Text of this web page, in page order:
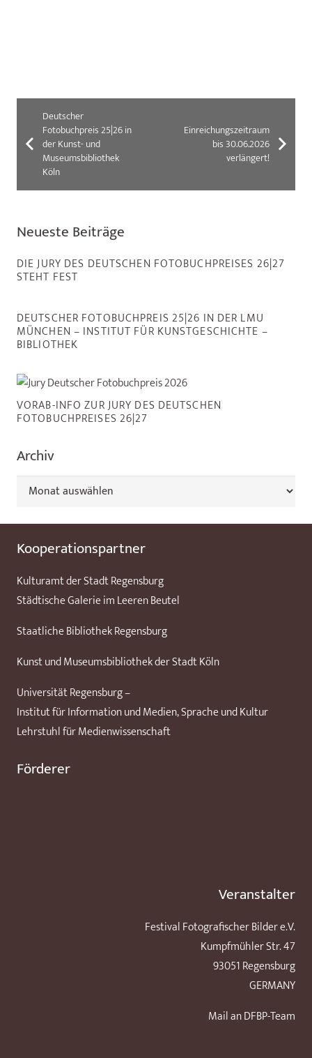
Deutscher
Fotobuchpreis 25|26 in
der Kunst- und
Museumsbibliothek
Köln
Einreichungszeitraum
bis 30.06.2026
verlängert!
Neueste Beiträge
DIE JURY DES DEUTSCHEN FOTOBUCHPREISES 26|27
STEHT FEST
DEUTSCHER FOTOBUCHPREIS 25|26 IN DER LMU
MÜNCHEN – INSTITUT FÜR KUNSTGESCHICHTE –
BIBLIOTHEK
VORAB-INFO ZUR JURY DES DEUTSCHEN
FOTOBUCHPREISES 26|27
Archiv
Archiv
Kooperationspartner
Kulturamt der Stadt Regensburg
Städtische Galerie im Leeren Beutel
Staatliche Bibliothek Regensburg
Kunst und Museumsbibliothek der Stadt Köln
Universität Regensburg –
Institut für Information und Medien, Sprache und Kultur
Lehrstuhl für Medienwissenschaft
Förderer
Veranstalter
Festival Fotografischer Bilder e.V.
Kumpfmühler Str. 47
93051 Regensburg
GERMANY
Mail an DFBP-Team